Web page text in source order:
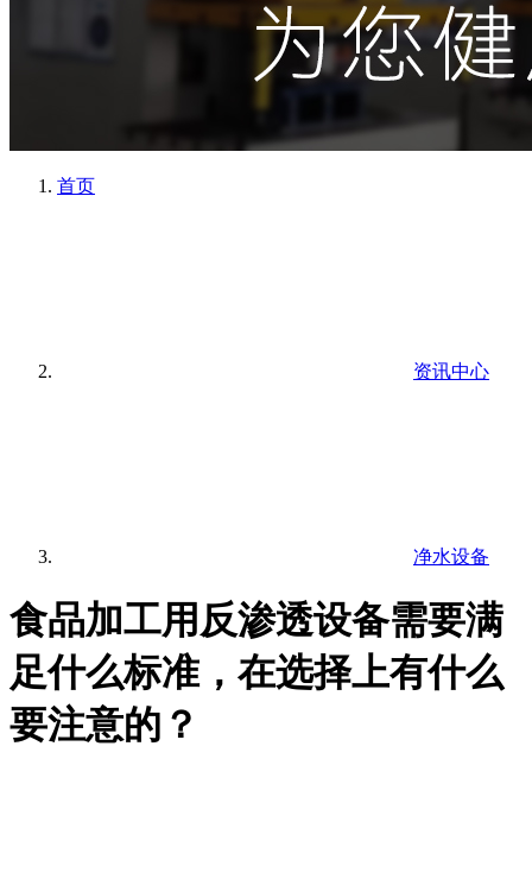
首页
资讯中心
净水设备
食品加工用反渗透设备需要满
足什么标准，在选择上有什么
要注意的？